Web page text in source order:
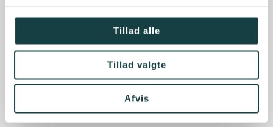
Tillad alle
Tillad valgte
Afvis